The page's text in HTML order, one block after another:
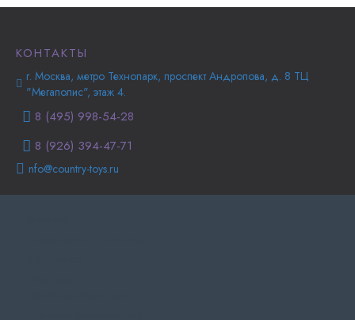
КОНТАКТЫ
г. Москва, метро Технопарк, проспект Андропова, д. 8 ТЦ
"Мегаполис", этаж 4.
8 (495) 998-54-28
8 (926) 394-47-71
nfo@country-toys.ru